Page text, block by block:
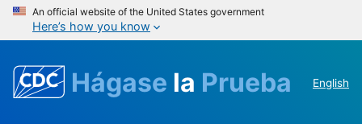
An official website of the United States government
Here’s how you know
Hágase la Prueba English